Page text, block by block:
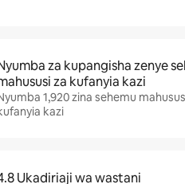
za kupangisha zenye
za kufanyia kazi
1,920 zina sehemu
kazi
Ukadiriaji wa wastani